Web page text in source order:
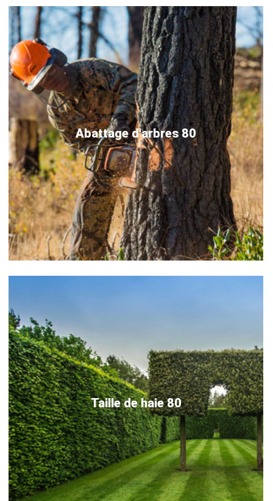
Abattage d'arbres 80
Taille de haie 80